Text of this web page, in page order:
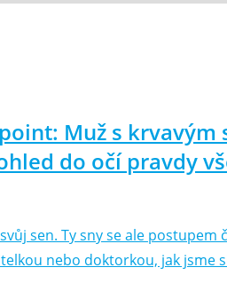
Muž s krvavým
do očí pravdy
sen. Ty sny se ale postupem
nebo doktorkou, jak jsme